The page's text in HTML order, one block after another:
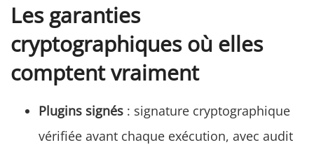
Les garanties
cryptographiques où elles
comptent vraiment
Plugins signés : signature cryptographique
vérifiée avant chaque exécution, avec audit